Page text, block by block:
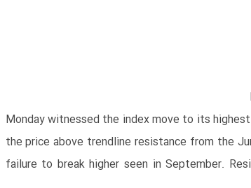
​Monday witnessed the index move to its
the price above trendline resistance from the
failure to break higher seen in September.